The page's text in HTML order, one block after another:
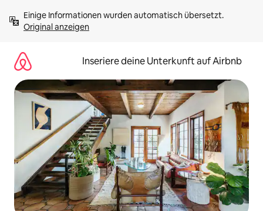
Inhalten
springenOriginal anzeigen
Inseriere deine Unterkunft auf Airbnb